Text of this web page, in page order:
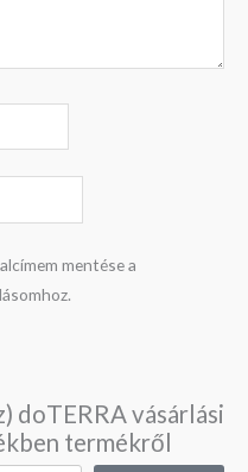
mentése a
doTERRA vásárlási
termékről